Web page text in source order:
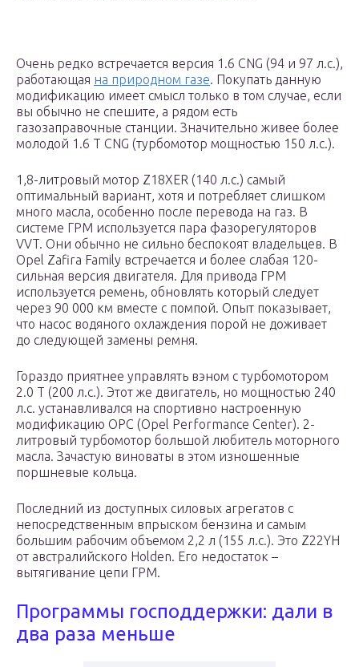
Очень редко встречается версия 1.6 CNG (94 и 97 л.с.),
работающая на природном газе. Покупать данную
модификацию имеет смысл только в том случае, если
вы обычно не спешите, а рядом есть
газозаправочные станции. Значительно живее более
молодой 1.6 Т CNG (турбомотор мощностью 150 л.с.).
1,8-литровый мотор Z18XER (140 л.с.) самый
оптимальный вариант, хотя и потребляет слишком
много масла, особенно после перевода на газ. В
системе ГРМ используется пара фазорегуляторов
VVT. Они обычно не сильно беспокоят владельцев. В
Opel Zafira Family встречается и более слабая 120-
сильная версия двигателя. Для привода ГРМ
используется ремень, обновлять который следует
через 90 000 км вместе с помпой. Опыт показывает,
что насос водяного охлаждения порой не доживает
до следующей замены ремня.
Гораздо приятнее управлять вэном с турбомотором
2.0 Т (200 л.с.). Этот же двигатель, но мощностью 240
л.с. устанавливался на спортивно настроенную
модификацию ОРС (Opel Performance Center). 2-
литровый турбомотор большой любитель моторного
масла. Зачастую виноваты в этом изношенные
поршневые кольца.
Последний из доступных силовых агрегатов с
непосредственным впрыском бензина и самым
большим рабочим объемом 2,2 л (155 л.с.). Это Z22YH
от австралийского Holden. Его недостаток –
вытягивание цепи ГРМ.
Программы господдержки: дали в
два раза меньше